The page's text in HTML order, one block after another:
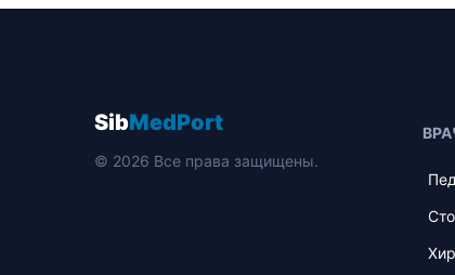
SibMedPort
© 2026 Все права защищены.